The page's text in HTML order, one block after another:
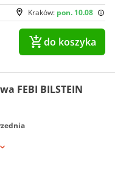
Kraków: pon. 10.08
do koszyka
FEBI BILSTEIN